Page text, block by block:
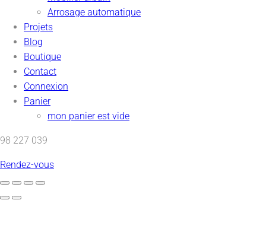
Arrosage automatique
Projets
Blog
Boutique
Contact
Connexion
Panier
mon panier est vide
98 227 039
Rendez-vous